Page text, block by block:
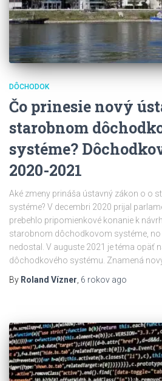
DÔCHODOK
Čo prinesie nový
starobnom
systéme?
2020-2021
Aké zmeny prináša ústavný zákon o o
systéme? V decembri 2020 prijal
prebehlo pripomienkové konanie k
starobnom dôchodkovom systéme,
nedostal. V auguste 2021 je téma opäť
dôchodkového systému. Znamená
By Roland Vízner, 6 rokov ago